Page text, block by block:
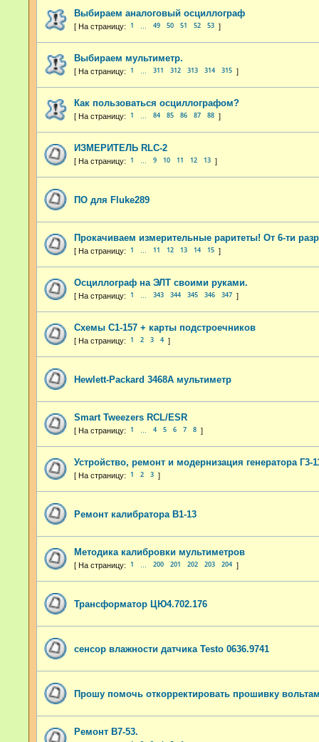
Выбираем аналоговый осциллограф
1 49 50 51 52 53
Выбираем мультиметр.
1 311 312 313 314 315
Как пользоваться осциллографом?
1 84 85 86 87 88
ИЗМЕРИТЕЛЬ RLC-2
1 9 10 11 12 13
ПО для Fluke289
Прокачиваем измерительные раритеты! От 6-ти
1 11 12 13 14 15
Осциллограф на ЭЛТ своими руками.
1 343 344 345 346 347
Схемы С1-157 + карты подстроечников
1 2 3 4
Hewlett-Packard 3468A мультиметр
Smart Tweezers RCL/ESR
1 4 5 6 7 8
Устройство, ремонт и модернизация генератора Г3-
1 2 3
Ремонт калибратора В1-13
Методика калибровки мультиметров
1 200 201 202 203 204
Трансформатор ЦЮ4.702.176
сенсор влажности датчика Testo 0636.9741
Прошу помочь откорректировать прошивку
Ремонт В7-53.